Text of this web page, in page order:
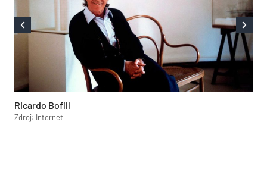
Ricardo Bofill
Zdroj: Internet